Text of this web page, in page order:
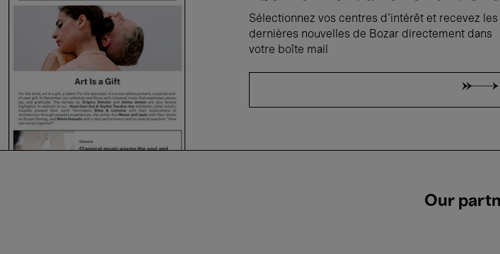
Sélectionnez vos centres d'intérêt et recevez les
dernières nouvelles de Bozar directement dans
votre boîte mail
Our